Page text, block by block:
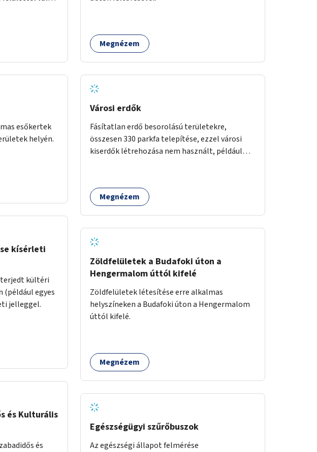
esőkertek
helyén.
kísérleti
kültéri
(például egyes
jelleggel.
és Kulturális
és
Megnézem
Városi erdők
Fásítatlan erdő besorolású területekre,
összesen 330 parkfa telepítése, ezzel városi
kiserdők létrehozása nem használt, például
Megnézem
Zöldfelületek a Budafoki úton a
Hengermalom úttól kifelé
Zöldfelületek létesítése erre alkalmas
helyszíneken a Budafoki úton a Hengermalom
úttól kifelé.
Megnézem
Egészségügyi szűrőbuszok
Az egészségi állapot felmérése